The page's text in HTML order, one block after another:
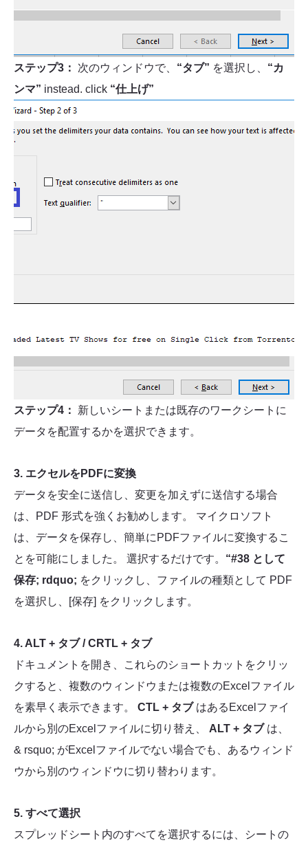
ステップ3： 次のウィンドウで、 “タブ” を選択し、 “カ
ンマ” instead. click “仕上げ”
ステップ4：
新しいシートまたは既存のワークシートに
データを配置するかを選択できます。
3. エクセルをPDFに変換
データを安全に送信し、変更を加えずに送信する場合
は、PDF 形式を強くお勧めします。 マイクロソフト
は、データを保存し、簡単にPDFファイルに変換するこ
とを可能にしました。 選択するだけです。 “#38 として
保存; rdquo; をクリックし、ファイルの種類として PDF
を選択し、[保存] をクリックします。
4. ALT + タブ / CRTL + タブ
ドキュメントを開き、これらのショートカットをクリッ
クすると、複数のウィンドウまたは複数のExcelファイル
を素早く表示できます。
CTL + タブはあるExcelファイ
ルから別のExcelファイルに切り替え、
ALT + タブは、
& rsquo; がExcelファイルでない場合でも、あるウィンド
ウから別のウィンドウに切り替わります。
5. すべて選択
スプレッドシート内のすべてを選択するには、シートの